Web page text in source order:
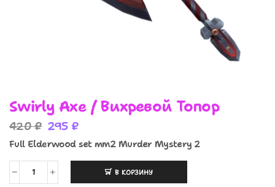
Swirly Axe / Вихревой Топор
420₽ 295₽
Full Elderwood set mm2 Murder Mystery 2
В КОРЗИНУ